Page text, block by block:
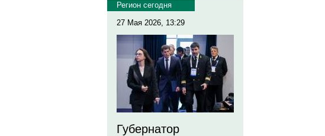
Регион сегодня
27 Мая 2026, 13:29
Губернатор